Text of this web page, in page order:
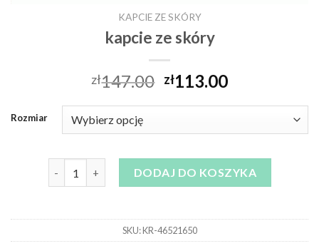
KAPCIE ZE SKÓRY
kapcie ze skóry
zł147.00 zł113.00
Rozmiar
DODAJ DO KOSZYKA
SKU:KR-46521650